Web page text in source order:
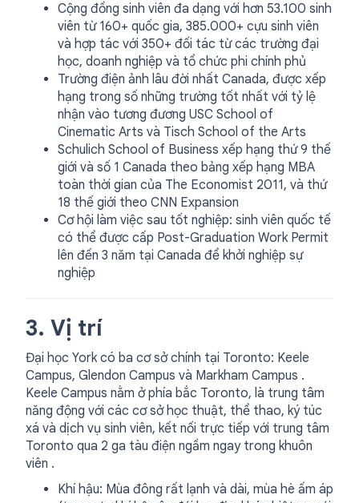
Cộng đồng sinh viên đa dạng với hơn 53.100 sinh
viên từ 160+ quốc gia, 385.000+ cựu sinh viên
và hợp tác với 350+ đối tác từ các trường đại
học, doanh nghiệp và tổ chức phi chính phủ
Trường điện ảnh lâu đời nhất Canada, được xếp
hạng trong số những trường tốt nhất với tỷ lệ
nhận vào tương đương USC School of
Cinematic Arts và Tisch School of the Arts
Schulich School of Business xếp hạng thứ 9 thế
giới và số 1 Canada theo bảng xếp hạng MBA
toàn thời gian của The Economist 2011, và thứ
18 thế giới theo CNN Expansion
Cơ hội làm việc sau tốt nghiệp: sinh viên quốc tế
có thể được cấp Post-Graduation Work Permit
lên đến 3 năm tại Canada để khởi nghiệp sự
nghiệp
3. Vị trí
Đại học York có ba cơ sở chính tại Toronto: Keele
Campus, Glendon Campus và Markham Campus .
Keele Campus nằm ở phía bắc Toronto, là trung tâm
năng động với các cơ sở học thuật, thể thao, ký túc
xá và dịch vụ sinh viên, kết nối trực tiếp với trung tâm
Toronto qua 2 ga tàu điện ngầm ngay trong khuôn
viên .
Khí hậu: Mùa đông rất lạnh và dài, mùa hè ấm áp